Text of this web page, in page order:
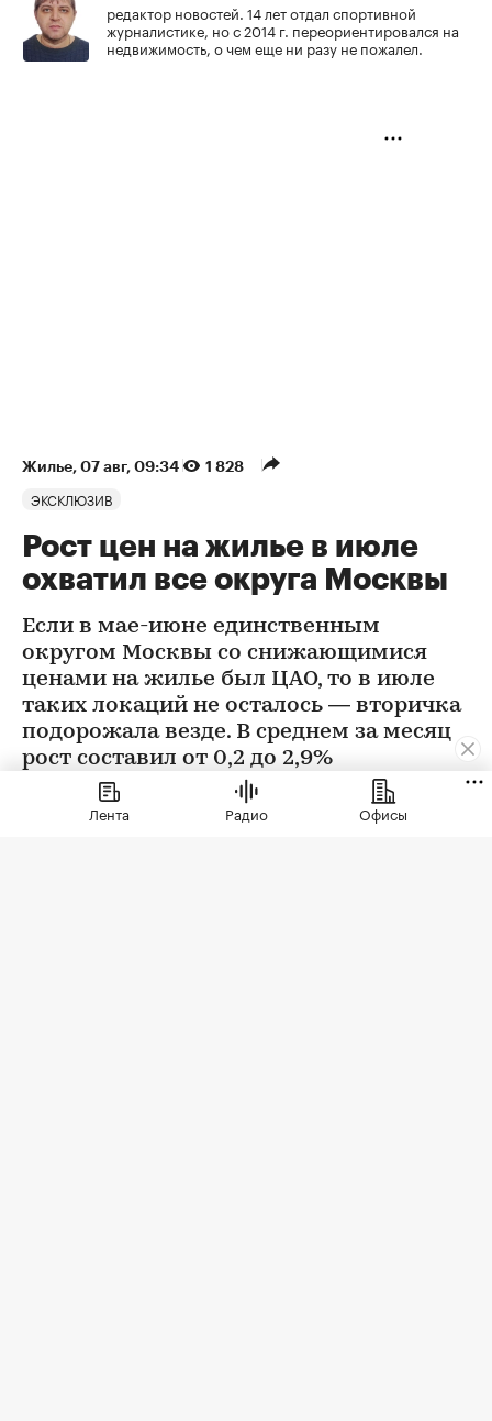
редактор новостей. 14 лет отдал спортивной
журналистике, но с 2014 г. переориентировался на
недвижимость, о чем еще ни разу не пожалел.
Жилье⁠, 07 авг, 09:34 1 828
ЭКСКЛЮЗИВ
Рост цен на жилье в июле
охватил все округа Москвы
Если в мае-июне единственным
округом Москвы со снижающимися
ценами на жилье был ЦАО, то в июле
таких локаций не осталось — вторичка
подорожала везде. В среднем за месяц
рост составил от 0,2 до 2,9%
Лента Радио Офисы